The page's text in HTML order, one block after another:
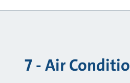
7 - Air